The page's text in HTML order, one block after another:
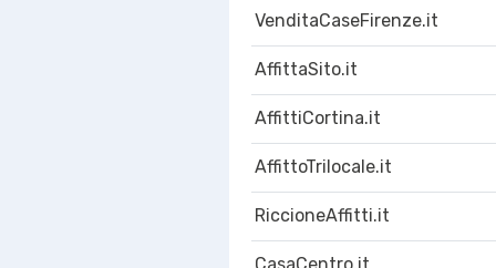
VenditaCaseFirenze.it
AffittaSito.it
AffittiCortina.it
AffittoTrilocale.it
RiccioneAffitti.it